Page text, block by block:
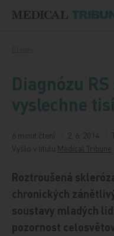
Diagnózu
vyslechne
6 minut čtení 2. 6. 2014
Vyšlo v titulu Medical Tribune
Roztroušená
chronických
soustavy mladých
pozornost